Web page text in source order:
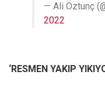
— Ali Öztunç
2022
‘RESMEN YAKIP